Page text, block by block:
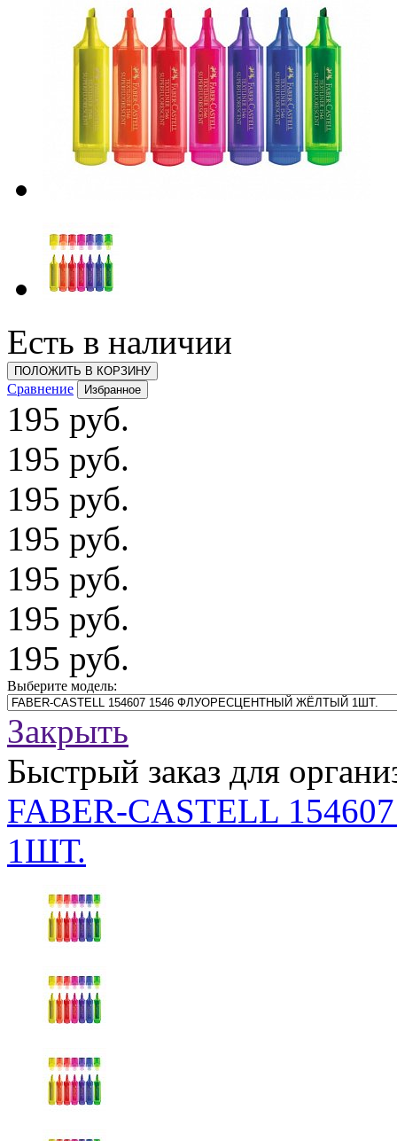
Есть в наличии
ПОЛОЖИТЬ В КОРЗИНУ
Сравнение Избранное
195 руб.
195 руб.
195 руб.
195 руб.
195 руб.
195 руб.
195 руб.
Выберите модель:
Закрыть
Быстрый заказ для
FABER-CASTELL
1ШТ.